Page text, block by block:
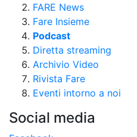
FARE News
Fare Insieme
Podcast
Diretta streaming
Archivio Video
Rivista Fare
Eventi intorno a noi
Social media